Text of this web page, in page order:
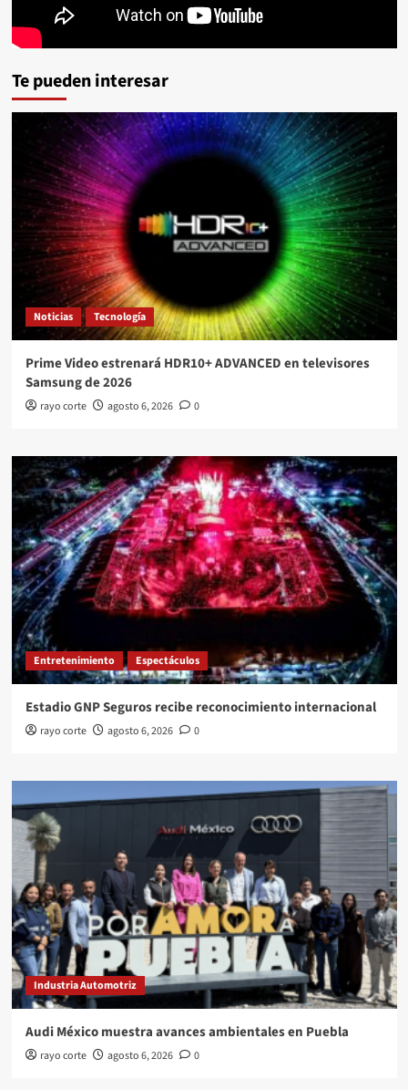
Te pueden interesar
Noticias Tecnología
Prime Video estrenará HDR10+ ADVANCED en televisores
Samsung de 2026
rayo corte agosto 6, 2026 0
Entretenimiento Espectáculos
Estadio GNP Seguros recibe reconocimiento internacional
rayo corte agosto 6, 2026 0
Industria Automotriz
Audi México muestra avances ambientales en Puebla
rayo corte agosto 6, 2026 0